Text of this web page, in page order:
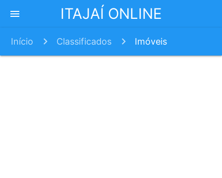
ITAJAÍ ONLINE
menu
Início Classificados Imóveis